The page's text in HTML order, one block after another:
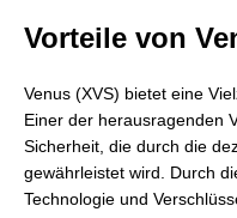
Vorteile von
Venus (XVS) bietet eine
Einer der herausragenden
Sicherheit, die durch die
gewährleistet wird. Durch
Technologie und